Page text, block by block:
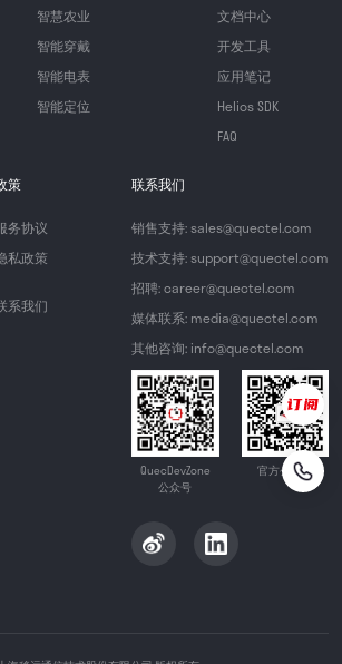
智慧农业
智能穿戴
智能电表
智能定位
文档中心
开发工具
应用笔记
Helios SDK
FAQ
策
务协议
私政策
系我们
联系我们
销售支持: sales@quectel.com
技术支持: support@quectel.com
招聘: career@quectel.com
媒体联系: media@quectel.com
其他咨询: info@quectel.com
QuecDevZone
公众号
官方公众号